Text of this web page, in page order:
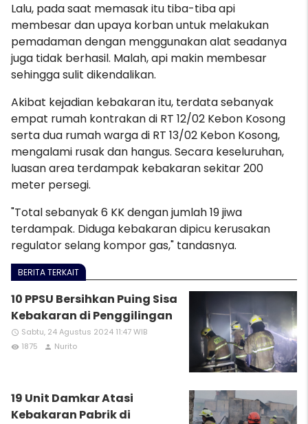
Lalu, pada saat memasak itu tiba-tiba api
membesar dan upaya korban untuk melakukan
pemadaman dengan menggunakan alat seadanya
juga tidak berhasil. Malah, api makin membesar
sehingga sulit dikendalikan.
Akibat kejadian kebakaran itu, terdata sebanyak
empat rumah kontrakan di RT 12/02 Kebon Kosong
serta dua rumah warga di RT 13/02 Kebon Kosong,
mengalami rusak dan hangus. Secara keseluruhan,
luasan area terdampak kebakaran sekitar 200
meter persegi.
"Total sebanyak 6 KK dengan jumlah 19 jiwa
terdampak. Diduga kebakaran dipicu kerusakan
regulator selang kompor gas," tandasnya.
BERITA TERKAIT
10 PPSU Bersihkan Puing Sisa
Kebakaran di Penggilingan
access_time Sabtu, 24 Agustus 2024 11:47 WIB
remove_red_eye 1875 person Nurito
19 Unit Damkar Atasi
Kebakaran Pabrik di